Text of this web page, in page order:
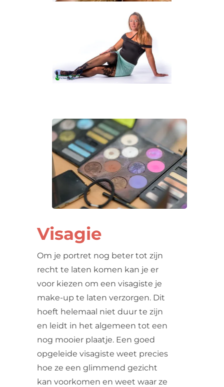
Visagie
Om je portret nog beter tot zijn
recht te laten komen kan je er
voor kiezen om een visagiste je
make-up te laten verzorgen. Dit
hoeft helemaal niet duur te zijn
en leidt in het algemeen tot een
nog mooier plaatje. Een goed
opgeleide visagiste weet precies
hoe ze een glimmend gezicht
kan voorkomen en weet waar ze